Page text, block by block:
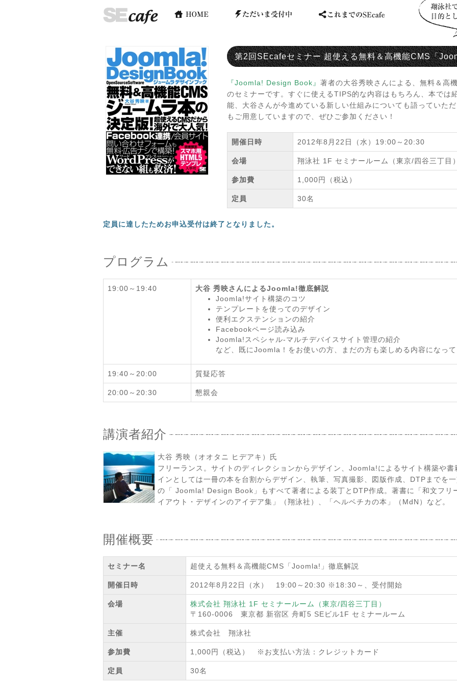
第2回SEcafeセミナー 超使える無料＆高機能CMS「
『Joomla! Design Book』 著者の大谷秀映さんによる、無料＆高
のセミナーです。すぐに使えるTIPS的な内容はもちろん、本では
能、大谷さんが今進めている新しい仕組みについても語っていた
もご用意していますので、ぜひご参加ください！
開催日時 2012年8月22日（水）19:00～20:30
会場 翔泳社 1F セミナールーム（東京/四谷三丁目
参加費 1,000円（税込）
定員 30名
定員に達したためお申込受付は終了となりました。
プログラム
19:00～19:40
大谷 秀映さんによるJoomla!徹底解説
Joomla!サイト構築のコツ
テンプレートを使ってのデザイン
便利エクステンションの紹介
Facebookページ読み込み
Joomla!スペシャル-マルチデバイスサイト管理の紹介
など、既にJoomla！をお使いの方、まだの方も楽しめる内容になっ
19:40～20:00 質疑応答
20:00～20:30 懇親会
講演者紹介
大谷 秀映（オオタニ ヒデアキ）氏
フリーランス。サイトのディレクションからデザイン、Joomla!によるサイト構築や
インとしては一冊の本を台割からデザイン、執筆、写真撮影、図版作成、DTPまでを
の「 Joomla! Design Book」もすべて著者による装丁とDTP作成。著書に「和文フリ
イアウト・デザインのアイデア集」（翔泳社）、「ヘルベチカの本」（MdN）など。
開催概要
セミナー名 超使える無料＆高機能CMS「Joomla!」徹底解説
開催日時 2012年8月22日（水） 19:00～20:30 ※18:30～、受付開始
会場
株式会社 翔泳社 1F セミナールーム（東京/四谷三丁目）
〒160-0006 東京都 新宿区 舟町5 SEビル1F セミナールーム
主催 株式会社 翔泳社
参加費 1,000円（税込） ※お支払い方法：クレジットカード
定員 30名